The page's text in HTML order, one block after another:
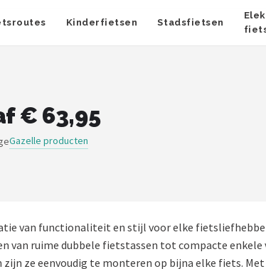
Kinderfietsen Stadsfietsen
€ 63,95
Gazelle producten
van functionaliteit en stijl voor elke
van ruime dubbele fietstassen tot compacte
ze eenvoudig te monteren op bijna elke fiets.